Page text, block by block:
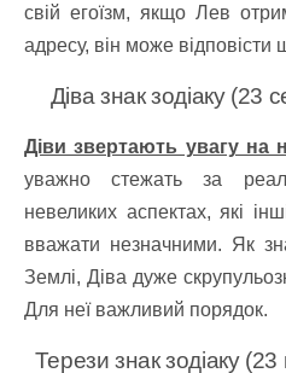
свій егоїзм, якщо Лев
адресу, він може відповісти
Діва знак зодіаку (23
Діви звертають увагу на
уважно стежать за
невеликих аспектах, які
вважати незначними. Як
Землі, Діва дуже
Для неї важливий порядок.
Терези знак зодіаку